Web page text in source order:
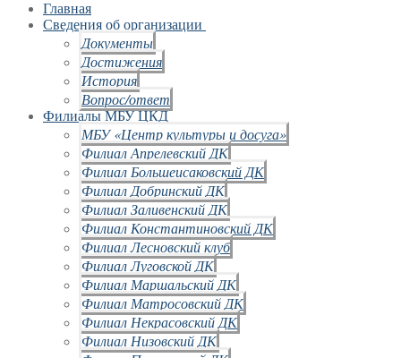
Главная
Сведения об организации
Документы
Достижения
История
Вопрос/ответ
Филиалы МБУ ЦКД
МБУ «Центр культуры и досуга»
Филиал Апрелевский ДК
Филиал Большеисаковский ДК
Филиал Добринский ДК
Филиал Заливенский ДК
Филиал Константиновский ДК
Филиал Лесновский клуб
Филиал Луговской ДК
Филиал Маршальский ДК
Филиал Матросовский ДК
Филиал Некрасовский ДК
Филиал Низовский ДК